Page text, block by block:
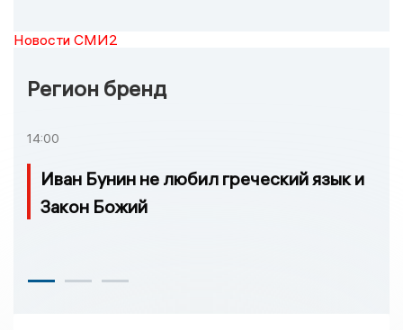
Новости СМИ2
Регион бренд
14:00
Иван Бунин не любил греческий язык и
Закон Божий